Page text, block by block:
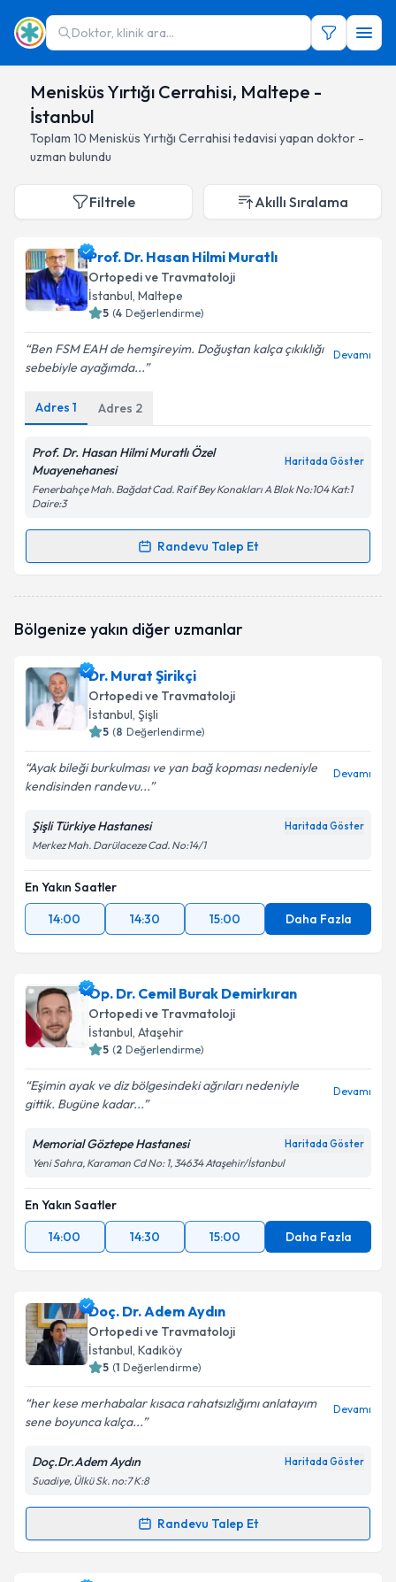
Doktor, klinik ara...
Menisküs Yırtığı Cerrahisi, Maltepe -
İstanbul
Toplam 10 Menisküs Yırtığı Cerrahisi tedavisi yapan doktor -
uzman bulundu
Filtrele Akıllı Sıralama
Prof. Dr. Hasan Hilmi Muratlı
Ortopedi ve Travmatoloji
İstanbul, Maltepe
5 (4 Değerlendirme)
Ben FSM EAH de hemşireyim. Doğuştan kalça çıkıklığı
sebebiyle ayağımda...
Devamı
Adres 1 Adres 2
Prof. Dr. Hasan Hilmi Muratlı Özel
Muayenehanesi
Haritada Göster
Fenerbahçe Mah. Bağdat Cad. Raif Bey Konakları A Blok No:104 Kat:1
Daire:3
Randevu Talep Et
Randevu Takvimi Talebi
talebi oluşturun. Size bu uzmandan randevu almanız
bilgilendireceğiz.
E-posta Adresiniz
Kişisel verilerimin işlenmesine ilişkin
kapsamda işlenmesini kabul ediyorum.
Bölgenize yakın diğer uzmanlar
Dr. Murat Şirikçi
Ortopedi ve Travmatoloji
İstanbul, Şişli
5 (8 Değerlendirme)
Ayak bileği burkulması ve yan bağ kopması nedeniyle
kendisinden randevu...
Devamı
Şişli Türkiye Hastanesi Haritada Göster
Merkez Mah. Darülaceze Cad. No:14/1
En Yakın Saatler
14:00
14:30 15:00 Daha Fazla
Op. Dr. Cemil Burak Demirkıran
Ortopedi ve Travmatoloji
İstanbul, Ataşehir
5 (2 Değerlendirme)
Eşimin ayak ve diz bölgesindeki ağrıları nedeniyle
gittik. Bugüne kadar...
Devamı
Memorial Göztepe Hastanesi Haritada Göster
Yeni Sahra, Karaman Cd No: 1, 34634 Ataşehir/İstanbul
En Yakın Saatler
14:00
14:30 15:00 Daha Fazla
Doç. Dr. Adem Aydın
Ortopedi ve Travmatoloji
İstanbul, Kadıköy
5 (1 Değerlendirme)
her kese merhabalar kısaca rahatsızlığımı anlatayım
sene boyunca kalça...
Devamı
Doç.Dr.Adem Aydın Haritada Göster
Suadiye, Ülkü Sk. no:7 K:8
Randevu Talep Et
Randevu Takvimi Talebi